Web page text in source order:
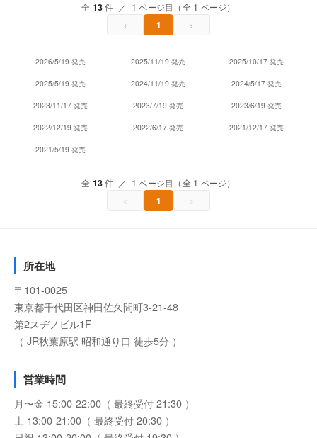
全 13件 ／ 1 ページ目（全 1 ページ）
‹ 1 ›
2026/5/19 発売 2025/11/19 発売 2025/10/17 発売
2025/5/19 発売 2024/11/19 発売 2024/5/17 発売
2023/11/17 発売 2023/7/19 発売 2023/6/19 発売
2022/12/19 発売 2022/6/17 発売 2021/12/17 発売
2021/5/19 発売
全 13件 ／ 1 ページ目（全 1 ページ）
‹ 1 ›
所在地
〒101-0025
東京都千代田区神田佐久間町3-21-48
第2スヂノビル1F
（ JR秋葉原駅 昭和通り口 徒歩5分 ）
営業時間
月〜金 15:00-22:00（ 最終受付 21:30 ）
土 13:00-21:00（ 最終受付 20:30 ）